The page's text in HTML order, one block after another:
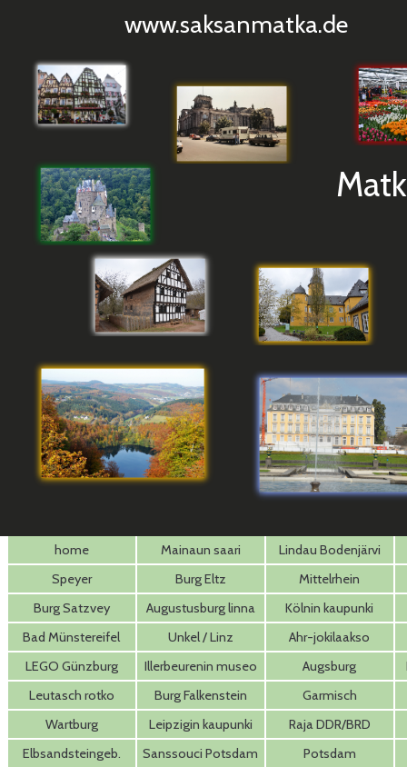
home Mainaun saari
Lindau Bodenjärvi
Speyer
Burg Eltz
Mittelrhein
Burg Satzvey
Augustusburg linna
Kölnin kaupunki
Bad Münstereifel
Unkel / Linz
Ahr-jokilaakso
LEGO Günzburg
Illerbeurenin museo Augsburg
Leutasch rotko
Burg Falkenstein
Garmisch
Wartburg
Leipzigin kaupunki
Raja DDR/BRD
Elbsandsteingeb.
Sanssouci Potsdam Potsdam
www.saksanmatka.de
Andechs olut